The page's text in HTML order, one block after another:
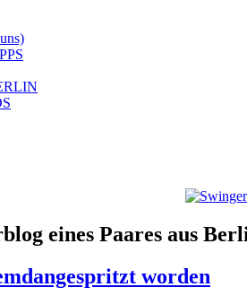
eines Paares aus
worden